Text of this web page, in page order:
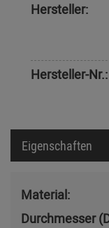
Hersteller:
Hersteller-Nr.:
Eigenschaften
Material:
Durchmesser